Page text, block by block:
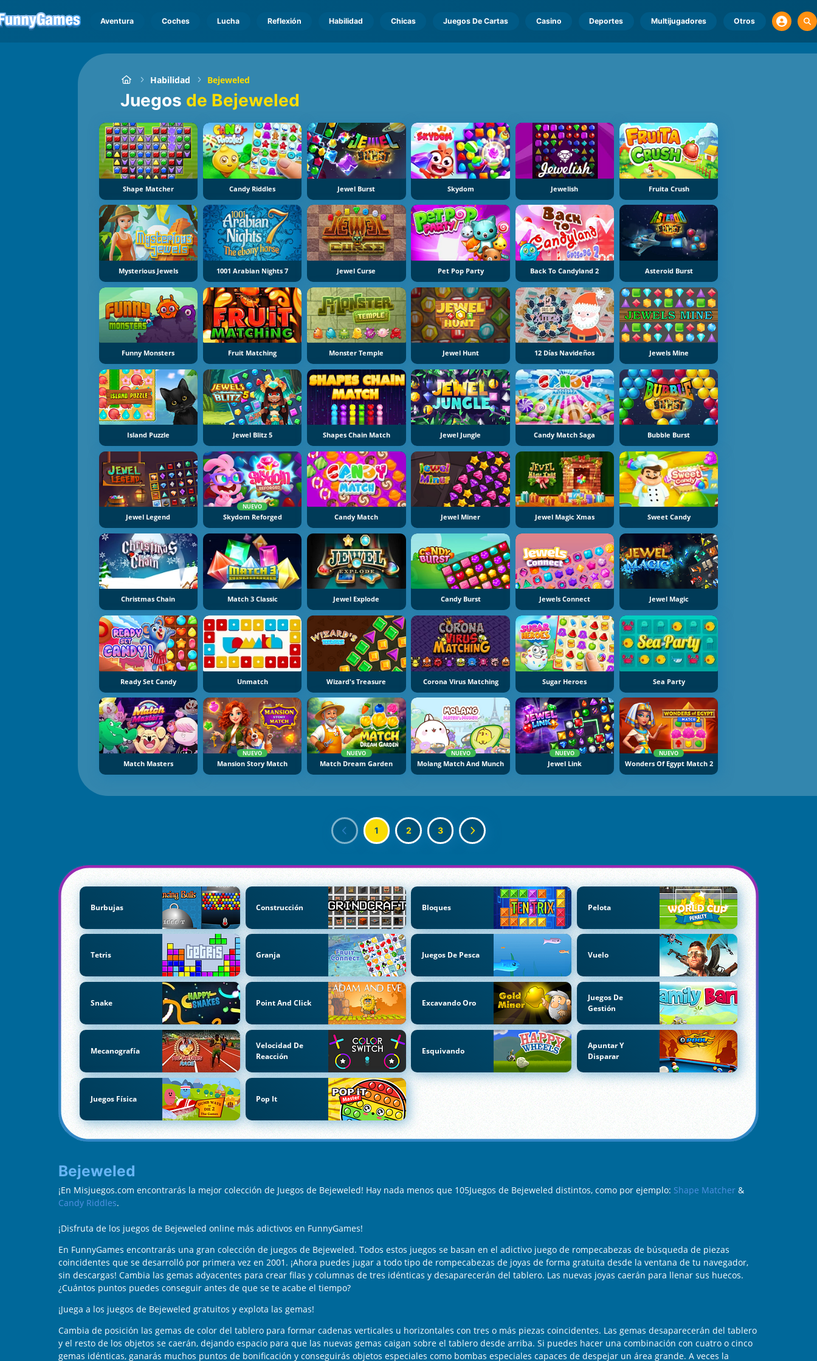
Aventura Coches Lucha Reflexión Habilidad Chicas Juegos De Cartas Casino Deportes Multijugadores Otros
Habilidad Bejeweled
Juegos de Bejeweled
Shape Matcher Candy Riddles Jewel Burst Skydom Jewelish Fruita Crush
Mysterious Jewels 1001 Arabian Nights 7 Jewel Curse Pet Pop Party Back To Candyland 2 Asteroid Burst
Funny Monsters Fruit Matching Monster Temple Jewel Hunt 12 Días Navideños Jewels Mine
Island Puzzle Jewel Blitz 5 Shapes Chain Match Jewel Jungle Candy Match Saga Bubble Burst
Jewel Legend
NUEVO
Skydom Reforged Candy Match Jewel Miner Jewel Magic Xmas Sweet Candy
Christmas Chain Match 3 Classic Jewel Explode Candy Burst Jewels Connect Jewel Magic
Ready Set Candy Unmatch Wizard's Treasure Corona Virus Matching Sugar Heroes Sea Party
Match Masters
NUEVO
Mansion Story Match
NUEVO
Match Dream Garden
NUEVO
Molang Match And Munch
NUEVO
Jewel Link
NUEVO
Wonders Of Egypt Match 2
1 2 3
Burbujas Construcción Bloques Pelota
Tetris Granja Juegos De Pesca Vuelo
Snake Point And Click Excavando Oro
Juegos De
Gestión
Mecanografía
Velocidad De
Reacción
Esquivando
Apuntar Y
Disparar
Juegos Física Pop It
Bejeweled
¡En Misjuegos.com encontrarás la mejor colección de Juegos de Bejeweled! Hay nada menos que 105Juegos de Bejeweled distintos, como por ejemplo: Shape Matcher &
Candy Riddles.
¡Disfruta de los juegos de Bejeweled online más adictivos en FunnyGames!
En FunnyGames encontrarás una gran colección de juegos de Bejeweled. Todos estos juegos se basan en el adictivo juego de rompecabezas de búsqueda de piezas
coincidentes que se desarrolló por primera vez en 2001. ¡Ahora puedes jugar a todo tipo de rompecabezas de joyas de forma gratuita desde la ventana de tu navegador,
sin descargas! Cambia las gemas adyacentes para crear filas y columnas de tres idénticas y desaparecerán del tablero. Las nuevas joyas caerán para llenar sus huecos.
¿Cuántos puntos puedes conseguir antes de que se te acabe el tiempo?
¡Juega a los juegos de Bejeweled gratuitos y explota las gemas!
Cambia de posición las gemas de color del tablero para formar cadenas verticales u horizontales con tres o más piezas coincidentes. Las gemas desaparecerán del tablero
y el resto de los objetos se caerán, dejando espacio para que las nuevas gemas caigan sobre el tablero desde arriba. Si puedes hacer una combinación con cuatro o cinco
gemas idénticas, ganarás muchos puntos de bonificación y conseguirás objetos especiales como bombas especiales capaces de despejar un área grande. A veces la